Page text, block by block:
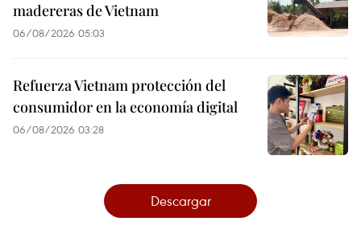
madereras de Vietnam
06/08/2026 05:03
Refuerza Vietnam protección del
consumidor en la economía digital
06/08/2026 03:28
Descargar